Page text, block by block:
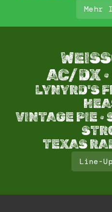
Mehr
AC/DX
LYNYRD'S
VINTAGE PIE ·
TEXAS
Line-